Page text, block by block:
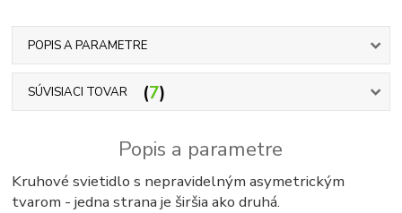
POPIS A PARAMETRE
SÚVISIACI TOVAR 7
Popis a parametre
Kruhové svietidlo s nepravidelným asymetrickým
tvarom - jedna strana je širšia ako druhá.